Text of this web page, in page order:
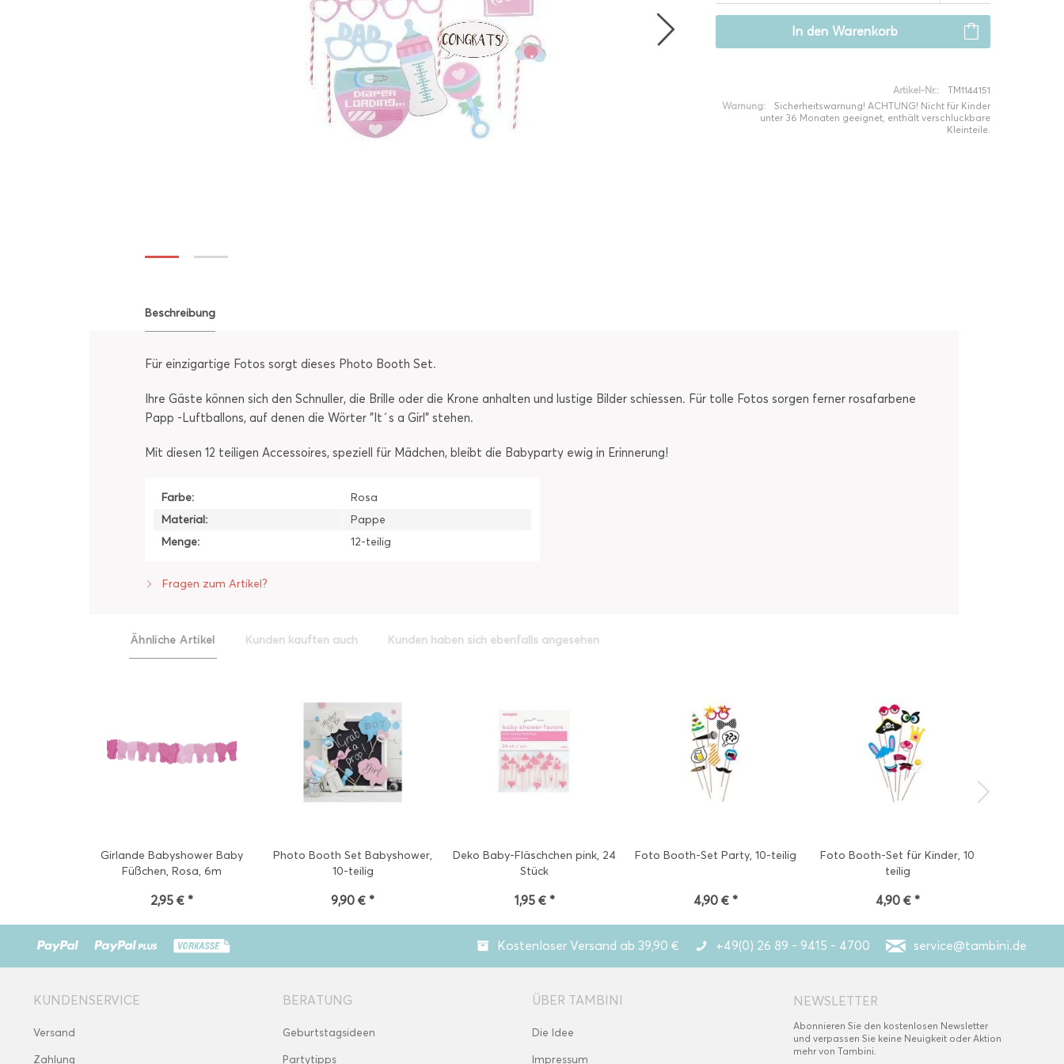
In den Warenkorb
Artikel-Nr.:
TM1144151
Warnung:
Sicherheitswarnung! ACHTUNG! Nicht für Kinder
unter 36 Monaten geeignet, enthält verschluckbare
Kleinteile.
Beschreibung
Für einzigartige Fotos sorgt dieses Photo Booth Set.
Ihre Gäste können sich den Schnuller, die Brille oder die Krone anhalten und lustige Bilder schiessen. Für tolle Fotos sorgen ferner rosafarbene
Papp -Luftballons, auf denen die Wörter "It´s a Girl" stehen.
Mit diesen 12 teiligen Accessoires, speziell für Mädchen, bleibt die Babyparty ewig in Erinnerung!
Farbe:
Rosa
Material:
Pappe
Menge:
12-teilig
Fragen zum Artikel?
Ähnliche Artikel Kunden kauften auch Kunden haben sich ebenfalls angesehen
Girlande Babyshower Baby
Füßchen, Rosa, 6m
2,95 € *
Photo Booth Set Babyshower,
10-teilig
9,90 € *
Deko Baby-Fläschchen pink, 24
Stück
1,95 € *
Foto Booth-Set Party, 10-teilig
4,90 € *
Foto Booth-Set für Kinder, 10
teilig
4,90 € *
Kostenloser Versand ab 39,90 € +49(0) 26 89 - 9415 - 4700 service@tambini.de
KUNDENSERVICE
Versand
Zahlung
BERATUNG
Geburtstagsideen
Partytipps
ÜBER TAMBINI
Die Idee
Impressum
NEWSLETTER
Abonnieren Sie den kostenlosen Newsletter
und verpassen Sie keine Neuigkeit oder Aktion
mehr von Tambini.